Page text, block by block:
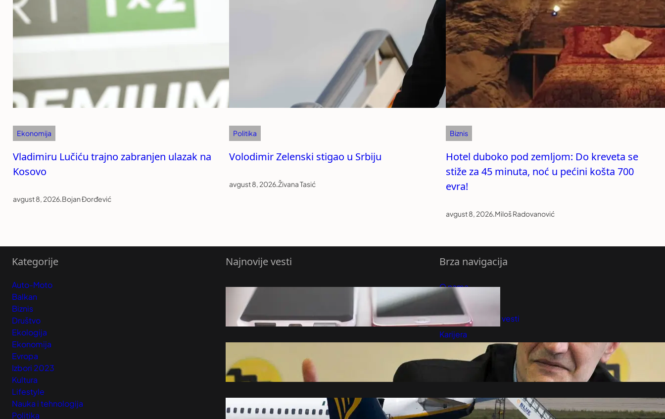
Ekonomija
Vladimiru Lučiću trajno zabranjen ulazak na
Kosovo
avgust 8, 2026.Bojan Đorđević
Politika
Volodimir Zelenski stigao u Srbiju
avgust 8, 2026.Živana Tasić
Biznis
Hotel duboko pod zemljom: Do kreveta se
stiže za 45 minuta, noć u pećini košta 700
evra!
avgust 8, 2026.Miloš Radovanović
Kategorije
Auto-Moto
Balkan
Biznis
Društvo
Ekologija
Ekonomija
Evropa
Izbori 2023
Kultura
Lifestyle
Nauka i tehnologija
Politika
Najnovije vesti
Vraćaju li se baterije na telefonima koje
sami možete zamijeniti?
avgust 8, 2026
opstrukcija istine o smrti Vladimira
Cvijana – Društvo
avgust 8, 2026
Oglasio se Rajaner povodom obustave
Brza navigacija
O nama
Predloži Vest
Pretplatite se na vesti
Karijera